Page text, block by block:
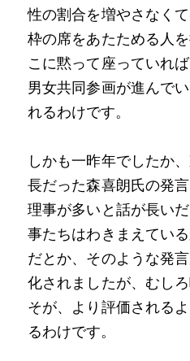
性の割合を増やさなく
枠の席をあたためる人
こに黙って座っていれ
男女共同参画が進んで
れるわけです。
しかも一昨年でしたか
長だった森喜朗氏の発
理事が多いと話が長い
事たちはわきまえてい
だとか、そのような発
化されましたが、むし
そが、より評価される
るわけです。